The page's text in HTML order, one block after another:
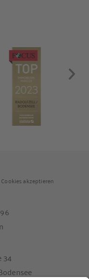
akzeptieren
34